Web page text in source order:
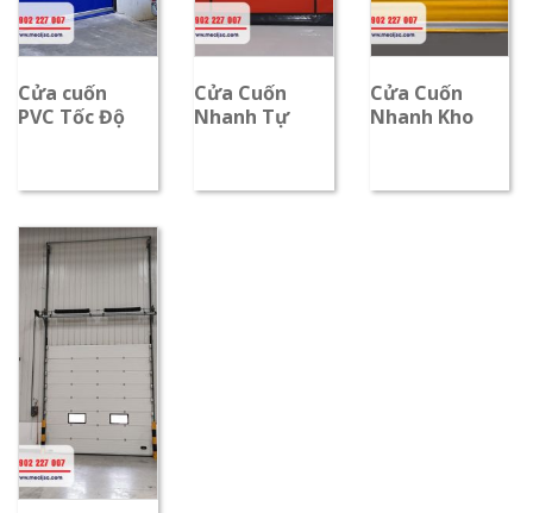
Cửa cuốn
PVC Tốc Độ
Công Nghiệp
Cửa Cuốn
Nhanh Tự
Vận Hành
Cửa Cuốn
Nhanh Kho
Cách Nhiệt